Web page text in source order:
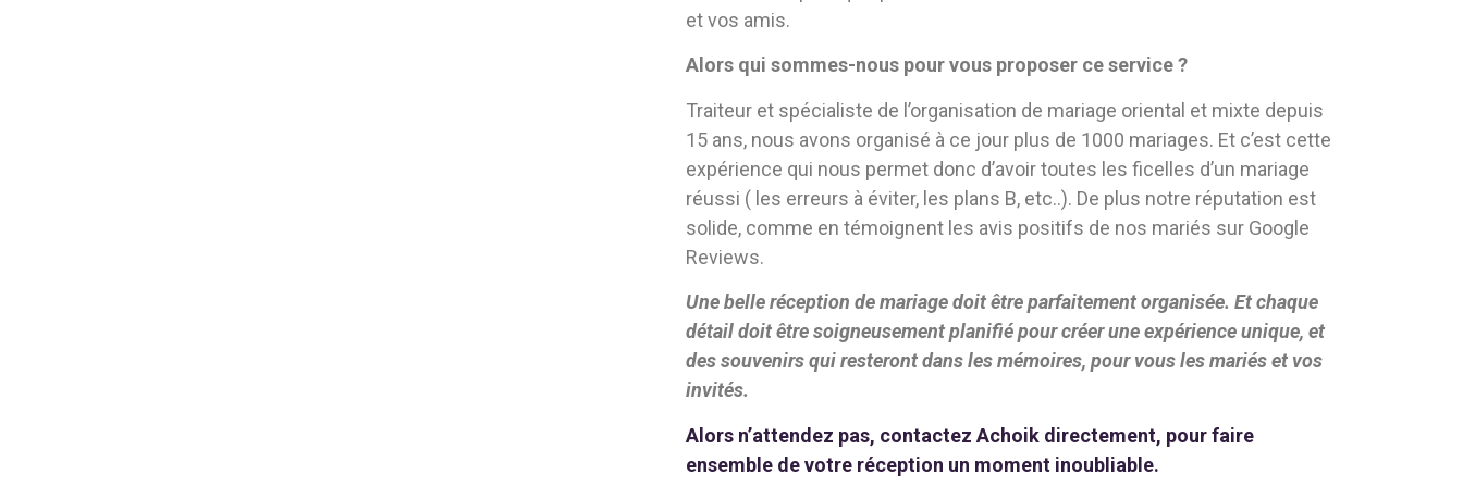
et vos amis.
Alors qui sommes-nous pour vous proposer ce service ?
Traiteur et spécialiste de l’organisation de mariage oriental et mixte depuis
15 ans, nous avons organisé à ce jour plus de 1000 mariages. Et c’est cette
expérience qui nous permet donc d’avoir toutes les ficelles d’un mariage
réussi ( les erreurs à éviter, les plans B, etc..). De plus notre réputation est
solide, comme en témoignent les avis positifs de nos mariés sur Google
Reviews.
Une belle réception de mariage doit être parfaitement organisée. Et chaque
détail doit être soigneusement planifié pour créer une expérience unique, et
des souvenirs qui resteront dans les mémoires, pour vous les mariés et vos
invités.
Alors n’attendez pas, contactez Achoik directement, pour faire
ensemble de votre réception un moment inoubliable.